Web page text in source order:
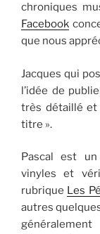
chroniques
Facebook
que nous
Jacques qui
l’idée de
très détaillé et
titre ».
Pascal est
vinyles et
rubrique Les
autres